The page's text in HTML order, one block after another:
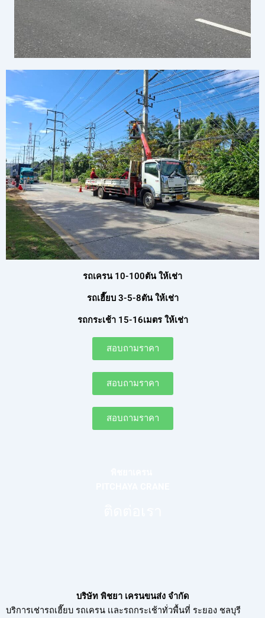
รถเครน 10-100ตัน ให้เช่า
รถเฮี๊ยบ 3-5-8ตัน ให้เช่า
รถกระเช้า 15-16เมตร ให้เช่า
สอบถามราคา
สอบถามราคา
สอบถามราคา
บริษัท พิชยา เครนขนส่ง จำกัด
บริการเช่ารถเฮี๊ยบ รถเครน เเละรถกระเช้าทั่วพื้นที่ ระยอง ชลบุรี